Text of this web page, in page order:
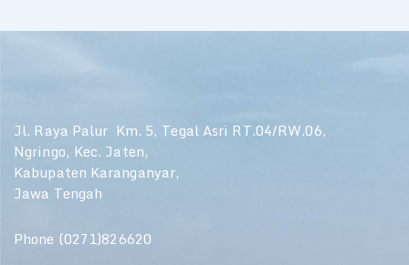
Jl. Raya Palur Km. 5, Tegal Asri RT.04/RW.06,
Ngringo, Kec. Jaten,
Kabupaten Karanganyar,
Jawa Tengah
Phone (0271)826620